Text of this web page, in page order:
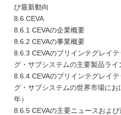
び最新動向
8.6 CEVA
8.6.1 CEVAの企業概要
8.6.2 CEVAの事業概要
8.6.3 CEVAのプリインテグレイ
グ・サブシステムの主要製品ライ
8.6.4 CEVAのプリインテグレイ
グ・サブシステムの世界市場に
年）
8.6.5 CEVAの主要ニュースおよび